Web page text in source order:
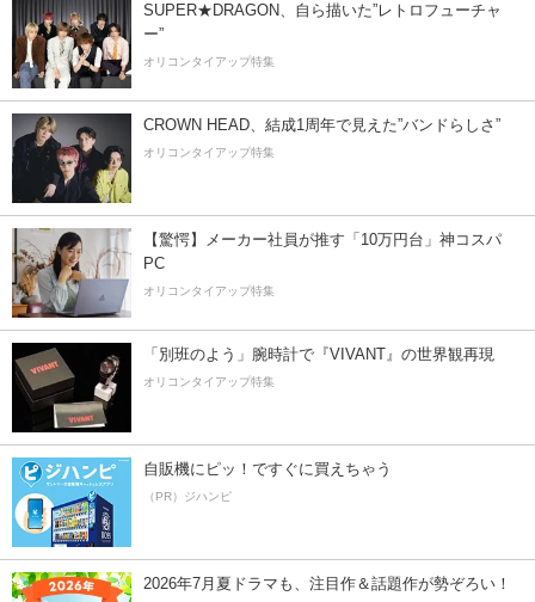
SUPER★DRAGON、自ら描いた”レトロフューチャ
ー”
オリコンタイアップ特集
CROWN HEAD、結成1周年で見えた”バンドらしさ”
オリコンタイアップ特集
【驚愕】メーカー社員が推す「10万円台」神コスパ
PC
オリコンタイアップ特集
「別班のよう」腕時計で『VIVANT』の世界観再現
オリコンタイアップ特集
自販機にピッ！ですぐに買えちゃう
（PR）ジハンピ
2026年7月夏ドラマも、注目作＆話題作が勢ぞろい！